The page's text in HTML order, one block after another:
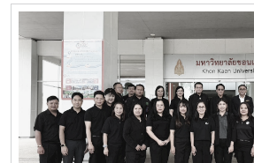
รางวัล OSSA Awards 2026 มีความสำ
จัดขึ้นในวาระเฉลิมฉลอง ครบรอบ 60 ปีข
องค์กรระดับภูมิภาคภายใต้ the
of Education (SEAMEO) และมีบทบา
ศักยภาพบุคลากร ส่งเสริมการศึกษาและก
เครือข่ายความร่วมมือเพื่อการพัฒนาการ
ภูมิภาคเอเชียตะวันออกเฉียงใต้มาอย่างต่
สำคัญของชาติไทย เพื่อเฉลิมพระเกียรติพ
พระเจ้าอยู่หัว เนื่องในโอกาสวันเฉลิมพระ
กรกฎาคม 2569 พร้อมทั้งสนับสนุนโครงก
ป่า รักษ์โลก เพิ่มพื้นที่สีเขียวสู่ชุมชน” แก่ผู้
ประชาชนที่มาใช้บริการ